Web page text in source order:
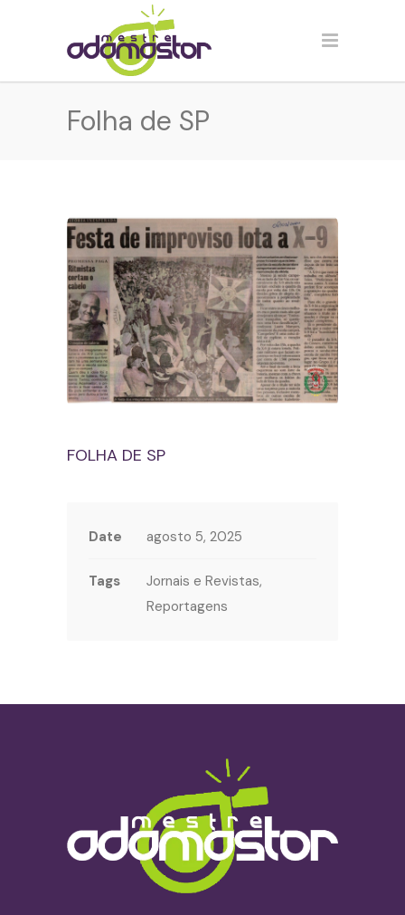
Folha de SP
FOLHA DE SP
Date agosto 5, 2025
Tags
Jornais e Revistas,
Reportagens